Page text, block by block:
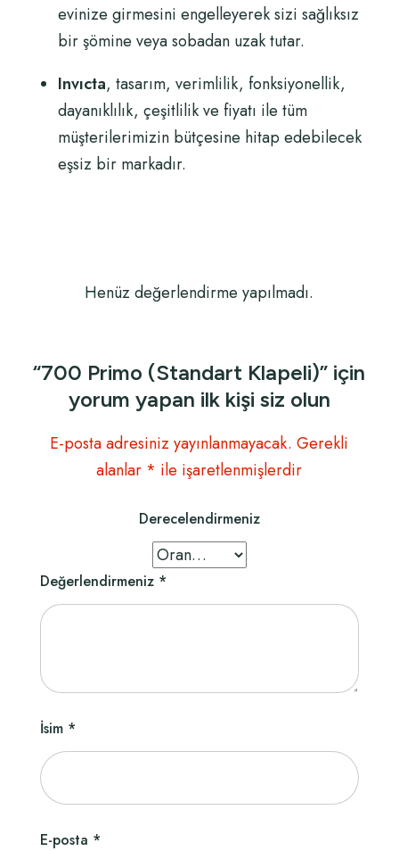
evinize girmesini engelleyerek sizi sağlıksız
bir şömine veya sobadan uzak tutar.
Invıcta, tasarım, verimlilik, fonksiyonellik,
dayanıklılık, çeşitlilik ve fiyatı ile tüm
müşterilerimizin bütçesine hitap edebilecek
eşsiz bir markadır.
Henüz değerlendirme yapılmadı.
“700 Primo (Standart Klapeli)” için
yorum yapan ilk kişi siz olun
E-posta adresiniz yayınlanmayacak. Gerekli
alanlar * ile işaretlenmişlerdir
Derecelendirmeniz
Değerlendirmeniz *
İsim *
E-posta *